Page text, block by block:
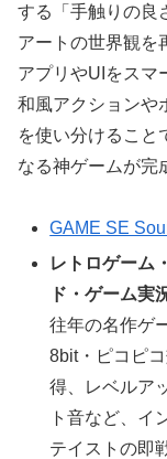
する「手触りの良
アートの世界観を
アプリやUIをスマ
和風アクションや
を使い分けること
なる神ゲームが完
GAME SE
レトロゲーム
ド・ゲーム実
往年の名作ゲ
8bit・ピコピ
得、レベルア
ト音など、イ
テイストの即